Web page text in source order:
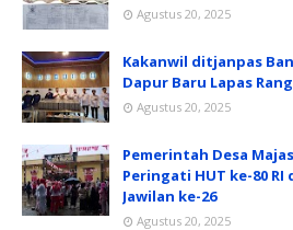
Agustus 20, 2025
Kakanwil ditjanpas
Dapur Baru Lapas
Agustus 20, 2025
Pemerintah Desa
Peringati HUT ke-80 RI
Jawilan ke-26
Agustus 20, 2025